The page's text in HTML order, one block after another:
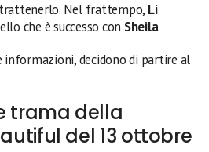
trattenerlo. Nel frattempo, Li
che è successo con Sheila.
decidono di partire al
trama della
del 13 ottobre